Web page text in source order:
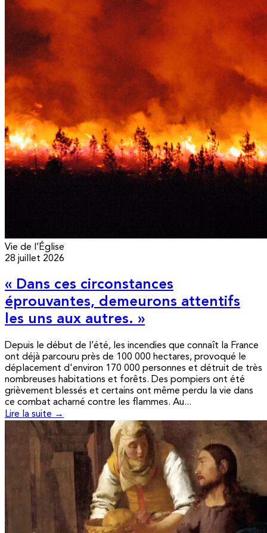
Vie de l’Église
28 juillet 2026
« Dans ces circonstances
éprouvantes, demeurons attentifs
les uns aux autres. »
Depuis le début de l’été, les incendies que connaît la France
ont déjà parcouru près de 100 000 hectares, provoqué le
déplacement d'environ 170 000 personnes et détruit de très
nombreuses habitations et forêts. Des pompiers ont été
grièvement blessés et certains ont même perdu la vie dans
ce combat acharné contre les flammes. Au...
Lire la suite →